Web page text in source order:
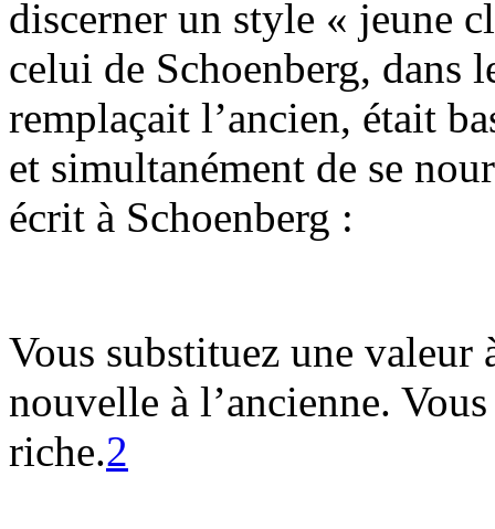
discerner un style « jeune
celui de Schoenberg, dans
remplaçait l’ancien, était
et simultanément de se
écrit à Schoenberg :
Vous substituez une valeur
nouvelle à l’ancienne.
riche.2